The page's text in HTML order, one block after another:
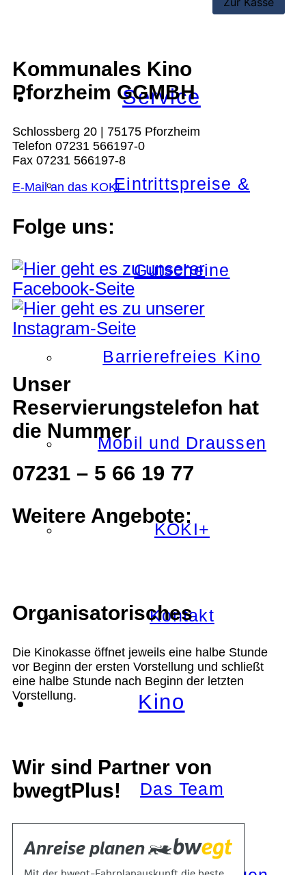
Schulkino
Service
Eintrittspreise &
Gutscheine
Barrierefreies Kino
Mobil und Draussen
KOKI+
Kontakt
Kino
Das Team
Kommunales Kino
Pforzheim GGMBH
Schlossberg 20 | 75175 Pforzheim
Telefon 07231 566197-0
Fax 07231 566197-8
E-Mail an das KOKI
Folge uns:
Unser
Reservierungstelefon hat
die Nummer
07231 – 5 66 19 77
Weitere Angebote:
Organisatorisches
Die Kinokasse öffnet jeweils eine halbe Stunde
vor Beginn der ersten Vorstellung und schließt
eine halbe Stunde nach Beginn der letzten
Vorstellung.
Wir sind Partner von
bwegtPlus!